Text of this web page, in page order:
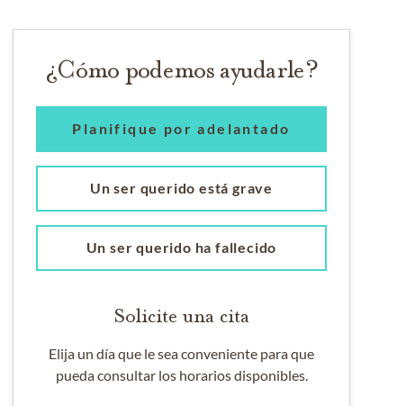
¿Cómo podemos ayudarle?
Planifique por adelantado
Un ser querido está grave
Un ser querido ha fallecido
Solicite una cita
Elija un día que le sea conveniente para que
pueda consultar los horarios disponibles.